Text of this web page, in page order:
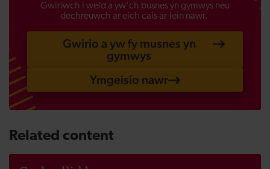
Gwiriwch i weld a yw'ch busnes yn gymwys neu
dechreuwch ar eich cais ar-lein nawr.
Gwirio a yw fy musnes yn
gymwys
Ymgeisio nawr
Related content